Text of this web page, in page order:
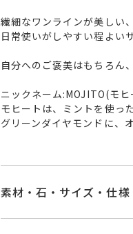
繊細なワンラインが美しい
日常使いがしやすい程よい
自分へのご褒美はもちろん
ニックネーム:MOJITO(モヒ
モヒートは、ミントを使っ
グリーンダイヤモンドに、
素材・石・サイズ・仕様